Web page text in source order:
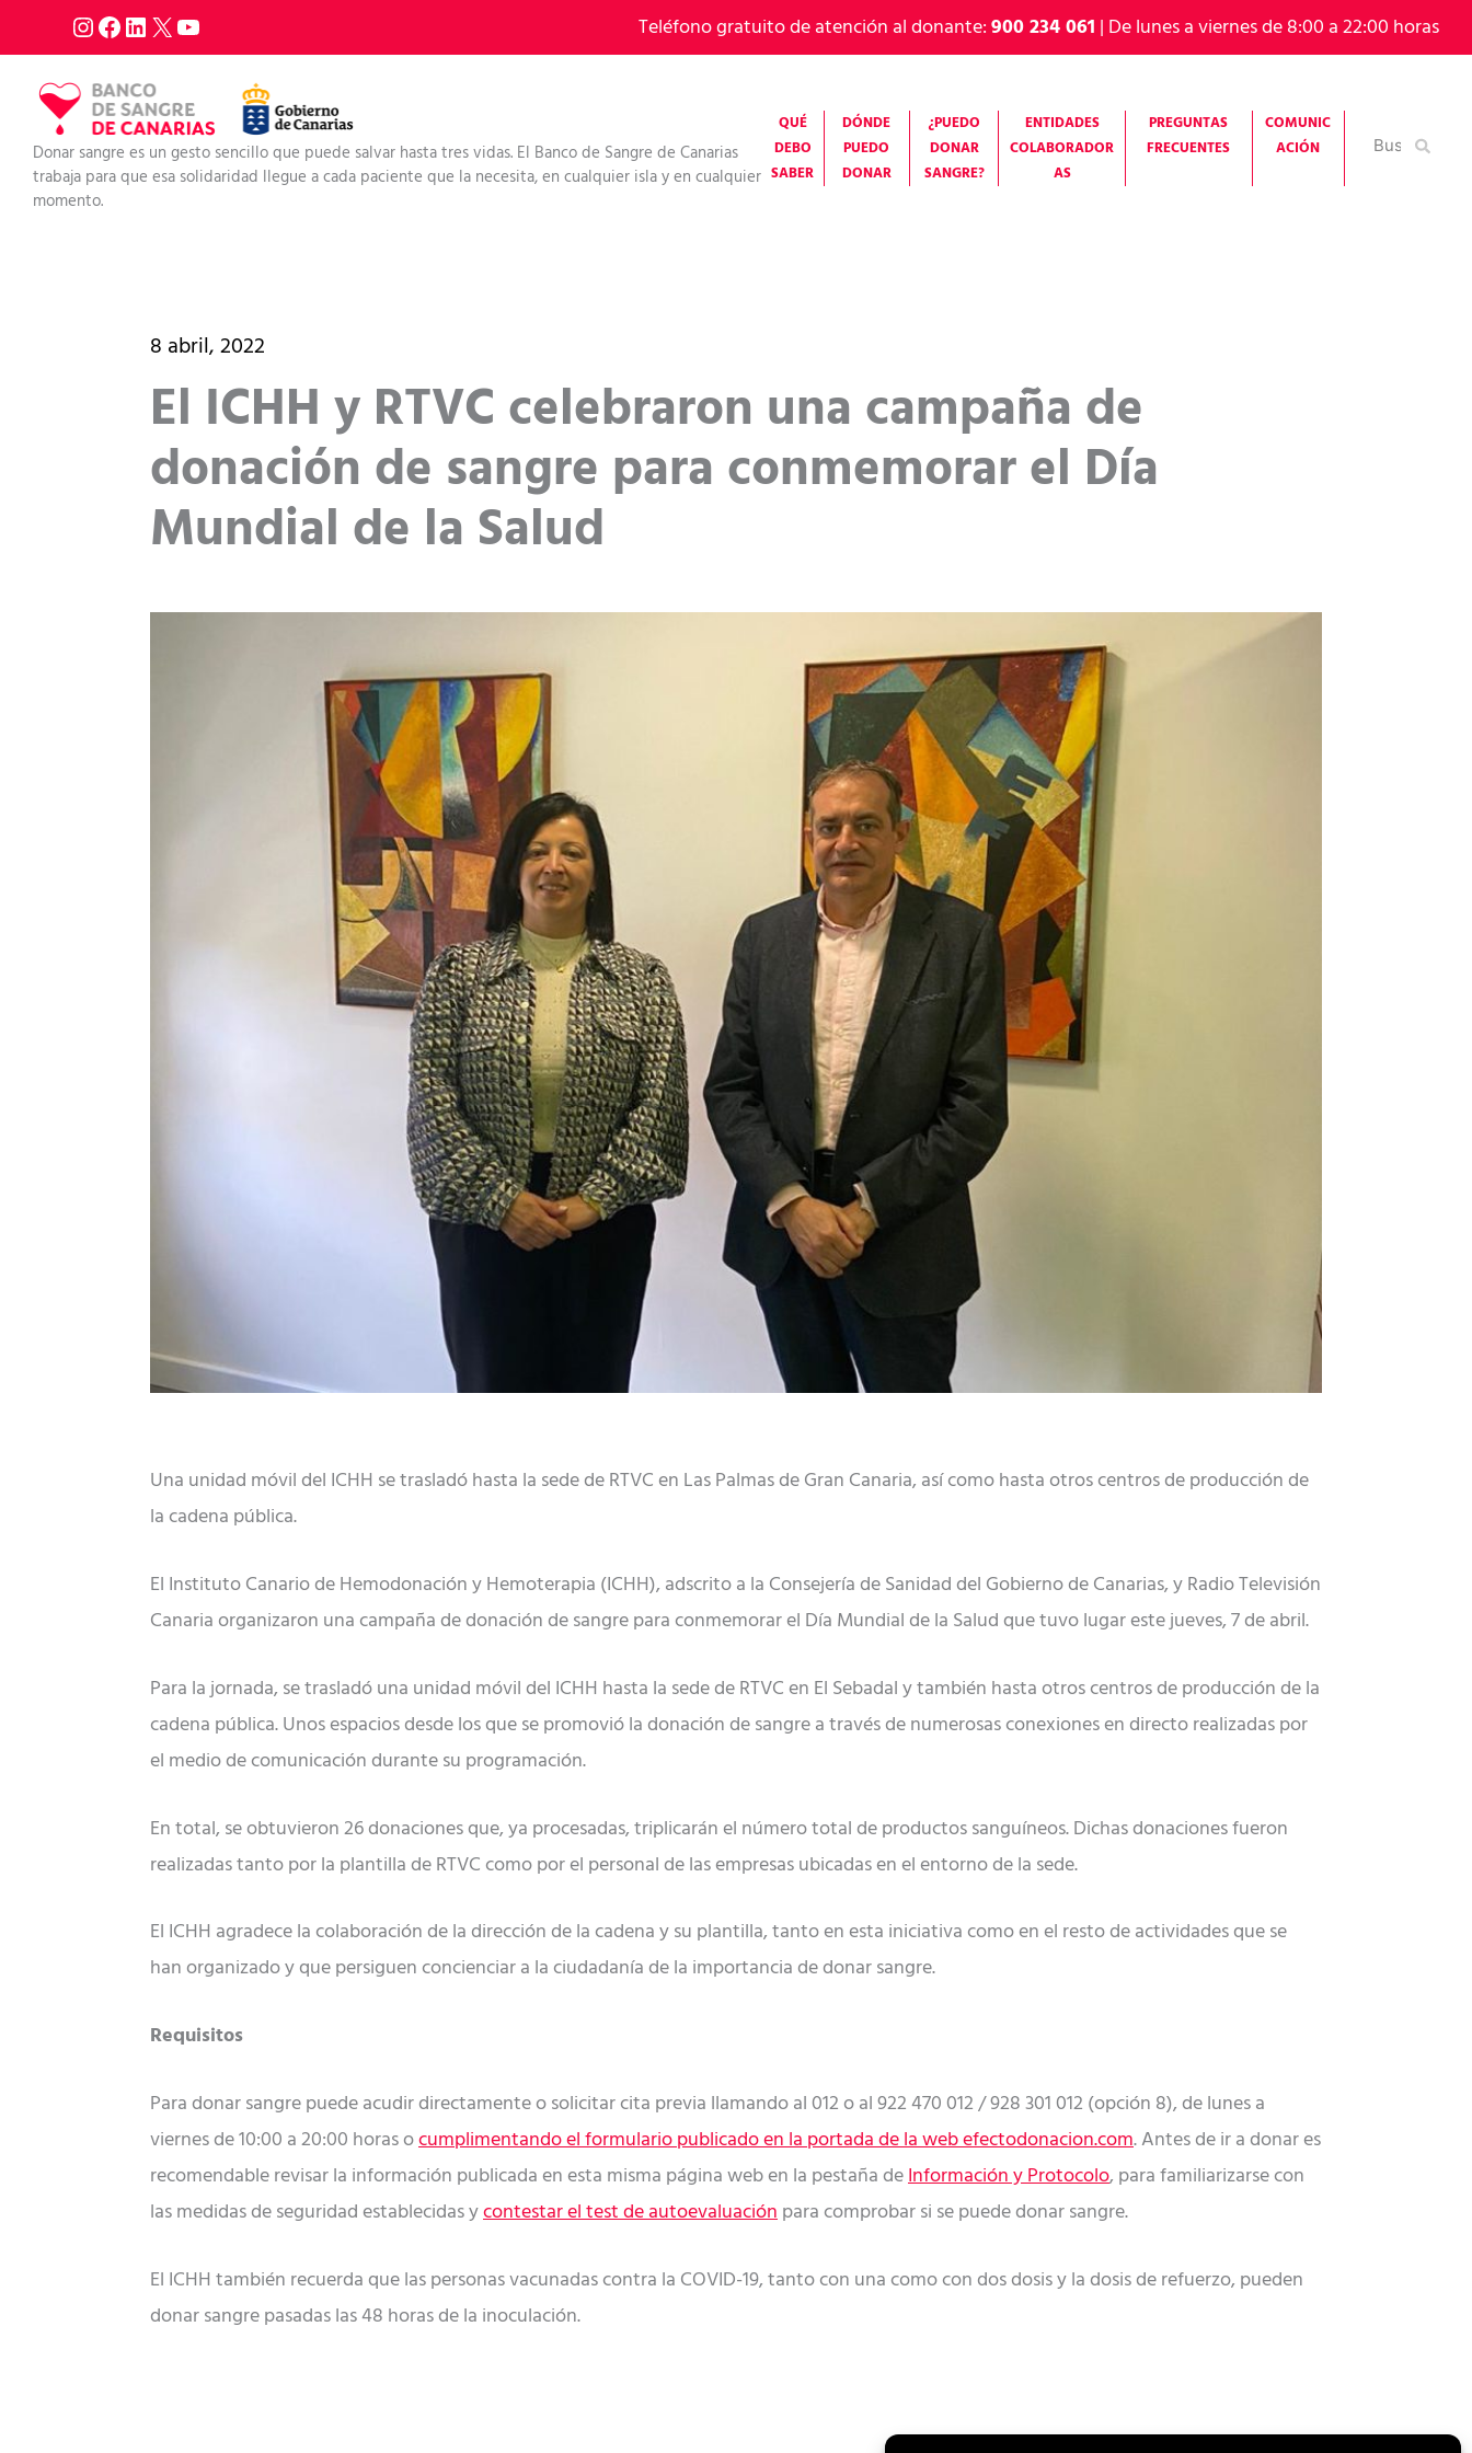
al
contenido
Teléfono gratuito de atención al donante:900 234 061 | De lunes a viernes de 8:00 a 22:00 horas
Donar sangre es un gesto sencillo que puede salvar hasta tres vidas. El Banco de Sangre de Canarias
trabaja para que esa solidaridad llegue a cada paciente que la necesita, en cualquier isla y en cualquier
momento.
QUÉ
DEBO
SABER
DÓNDE
PUEDO
DONAR
¿PUEDO
DONAR
SANGRE?
ENTIDADES
COLABORADOR
AS
PREGUNTAS
FRECUENTES
COMUNIC
ACIÓN
Buscar
8 abril, 2022
El ICHH y RTVC celebraron una campaña de
donación de sangre para conmemorar el Día
Mundial de la Salud
Una unidad móvil del ICHH se trasladó hasta la sede de RTVC en Las Palmas de Gran Canaria, así como hasta otros centros de producción de
la cadena pública.
El Instituto Canario de Hemodonación y Hemoterapia (ICHH), adscrito a la Consejería de Sanidad del Gobierno de Canarias, y Radio Televisión
Canaria organizaron una campaña de donación de sangre para conmemorar el Día Mundial de la Salud que tuvo lugar este jueves, 7 de abril.
Para la jornada, se trasladó una unidad móvil del ICHH hasta la sede de RTVC en El Sebadal y también hasta otros centros de producción de la
cadena pública. Unos espacios desde los que se promovió la donación de sangre a través de numerosas conexiones en directo realizadas por
el medio de comunicación durante su programación.
En total, se obtuvieron 26 donaciones que, ya procesadas, triplicarán el número total de productos sanguíneos. Dichas donaciones fueron
realizadas tanto por la plantilla de RTVC como por el personal de las empresas ubicadas en el entorno de la sede.
El ICHH agradece la colaboración de la dirección de la cadena y su plantilla, tanto en esta iniciativa como en el resto de actividades que se
han organizado y que persiguen concienciar a la ciudadanía de la importancia de donar sangre.
Requisitos
Para donar sangre puede acudir directamente o solicitar cita previa llamando al 012 o al 922 470 012 / 928 301 012 (opción 8), de lunes a
viernes de 10:00 a 20:00 horas ocumplimentando el formulario publicado en la portada de la web efectodonacion.com. Antes de ir a donar es
recomendable revisar la información publicada en esta misma página web en la pestaña deInformación y Protocolo, para familiarizarse con
las medidas de seguridad establecidas ycontestar el test de autoevaluaciónpara comprobar si se puede donar sangre.
El ICHH también recuerda que las personas vacunadas contra la COVID-19, tanto con una como con dos dosis y la dosis de refuerzo, pueden
donar sangre pasadas las 48 horas de la inoculación.